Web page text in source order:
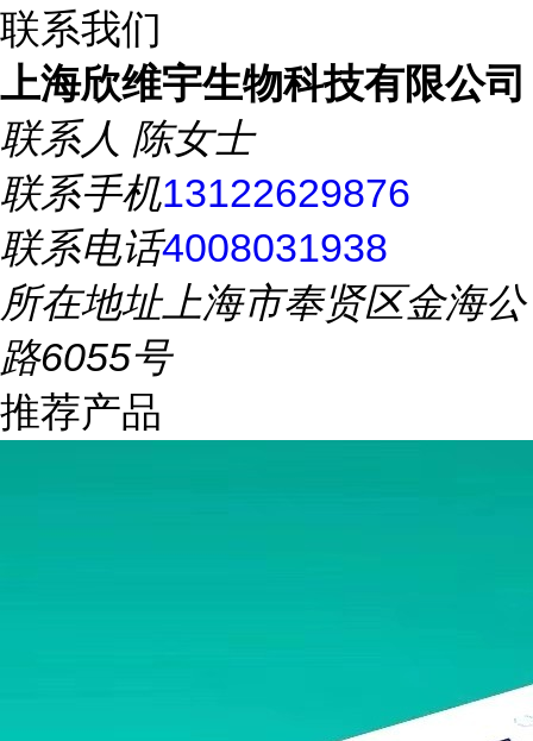
联系我们
上海欣维宇生物科技有限公司
联系人 陈女士
联系手机13122629876
联系电话4008031938
所在地址上海市奉贤区金海公
路6055号
推荐产品